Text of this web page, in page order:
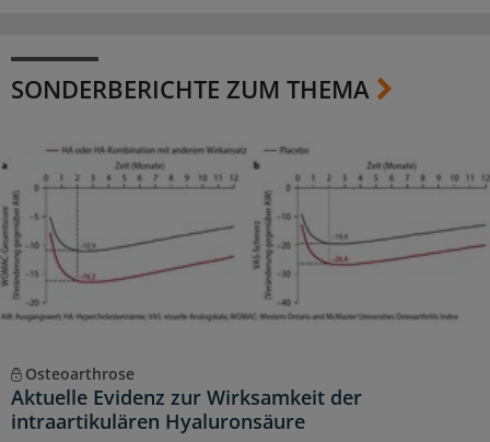
SONDERBERICHTE ZUM THEMA
Osteoarthrose
Aktuelle Evidenz zur Wirksamkeit der
intraartikulären Hyaluronsäure